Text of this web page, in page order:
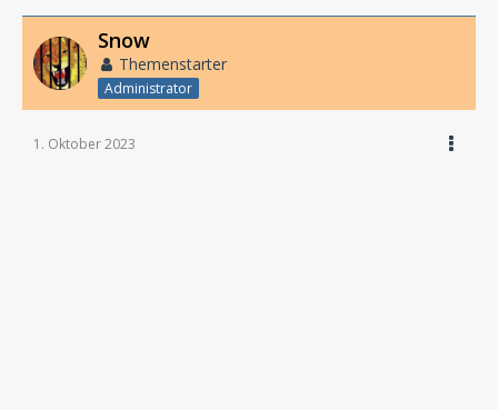
Snow
Themenstarter
Administrator
1. Oktober 2023